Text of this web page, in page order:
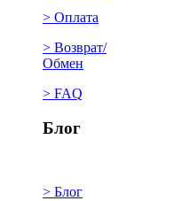
> Оплата
> Возврат/
Обмен
> FAQ
Блог
> Блог